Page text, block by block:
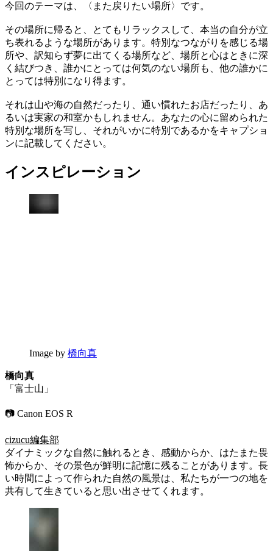
今回のテーマは、〈また戻りたい場所〉です。
その場所に帰ると、とてもリラックスして、本当の自分が立
ち表れるような場所があります。特別なつながりを感じる場
所や、訳知らず夢に出てくる場所など、場所と心はときに深
く結びつき、誰かにとっては何気のない場所も、他の誰かに
とっては特別になり得ます。
それは山や海の自然だったり、通い慣れたお店だったり、あ
るいは実家の和室かもしれません。あなたの心に留められた
特別な場所を写し、それがいかに特別であるかをキャプショ
ンに記載してください。
インスピレーション
Image by 橋向真
橋向真
「富士山」
📷 Canon EOS R
cizucu編集部
ダイナミックな自然に触れるとき、感動からか、はたまた畏
怖からか、その景色が鮮明に記憶に残ることがあります。長
い時間によって作られた自然の風景は、私たちが一つの地を
共有して生きていると思い出させてくれます。